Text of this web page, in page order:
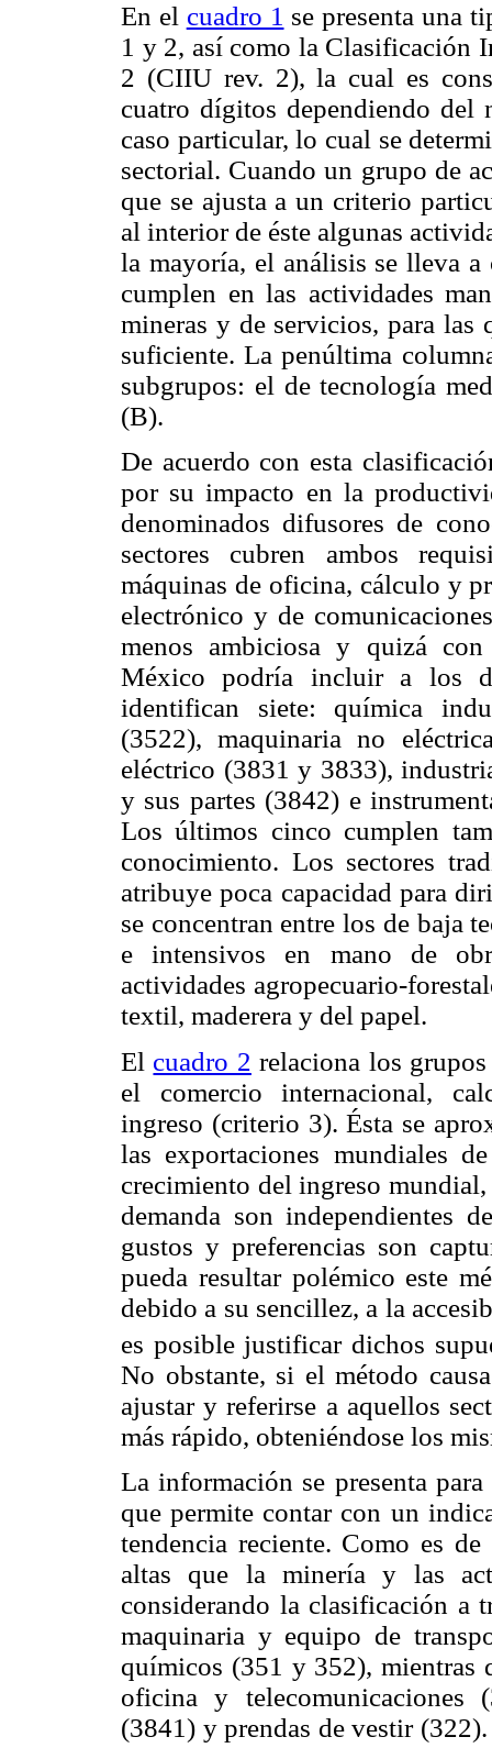
En el cuadro 1 se presenta una
1 y 2, así como la Clasificación
2 (CIIU rev. 2), la cual es
cuatro dígitos dependiendo del
caso particular, lo cual se
sectorial. Cuando un grupo de
que se ajusta a un criterio
al interior de éste algunas
la mayoría, el análisis se lleva
cumplen en las actividades
mineras y de servicios, para
suficiente. La penúltima
subgrupos: el de tecnología
(B).
De acuerdo con esta
por su impacto en la
denominados difusores de
sectores cubren ambos
máquinas de oficina, cálculo y
electrónico y de
menos ambiciosa y quizá
México podría incluir a los
identifican siete: química
(3522), maquinaria no
eléctrico (3831 y 3833),
y sus partes (3842) e
Los últimos cinco cumplen
conocimiento. Los sectores
atribuye poca capacidad para
se concentran entre los de baja
e intensivos en mano de
actividades agropecuario-
textil, maderera y del papel.
El cuadro 2 relaciona los
el comercio internacional,
ingreso (criterio 3). Ésta se
las exportaciones mundiales
crecimiento del ingreso
demanda son independientes
gustos y preferencias son
pueda resultar polémico este
debido a su sencillez, a la
es posible justificar dichos
No obstante, si el método
ajustar y referirse a aquellos
más rápido, obteniéndose los
La información se presenta
que permite contar con un
tendencia reciente. Como es
altas que la minería y las
considerando la clasificación a
maquinaria y equipo de
químicos (351 y 352), mientras
oficina y telecomunicaciones
(3841) y prendas de vestir